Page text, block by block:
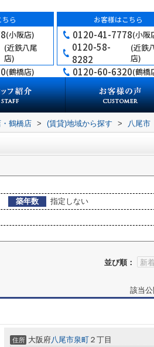
ら
(小阪店)
(近鉄八尾
店)
(鶴橋店)
お客様はこちら
0120-41-7778(小阪
0120-58-
8282
(近鉄
店)
0120-60-6320(鶴橋
鶴橋店 > (賃貸)地域から探す > 八尾市
築年数
指定しない
並び順：
該当
住所 大阪府八尾市泉町 ２丁目